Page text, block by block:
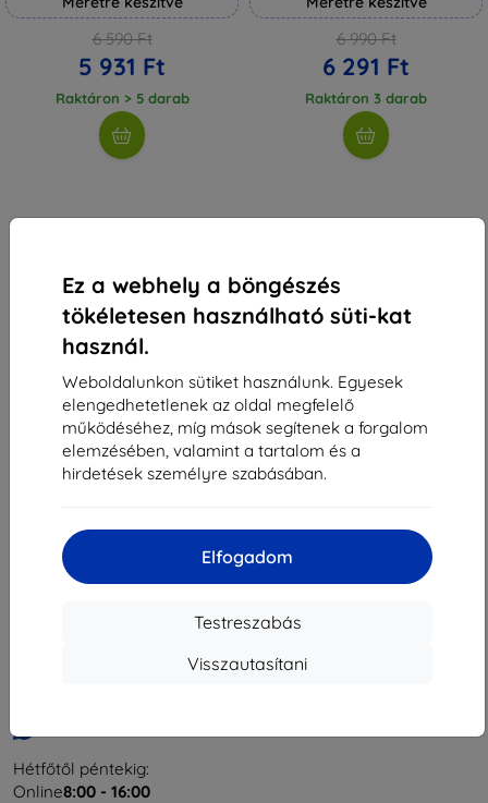
Ez a webhely a böngészés
tökéletesen használható süti-kat
használ.
Weboldalunkon sütiket használunk. Egyesek
elengedhetetlenek az oldal megfelelő
működéséhez, míg mások segítenek a forgalom
elemzésében, valamint a tartalom és a
hirdetések személyre szabásában.
Elfogadom
Testreszabás
Visszautasítani
6 590 Ft
5 931 Ft
Raktáron > 5 darab
6 990 Ft
6 291 Ft
Raktáron 3 darab
Shield-Sk s.r.o.
Rudolf Mocka utca 3750/2A
Cégjegyzékszám:
ÁFA-azonosító:
SK2023549671
Hétfőtől péntekig:
Online8:00 - 16:00